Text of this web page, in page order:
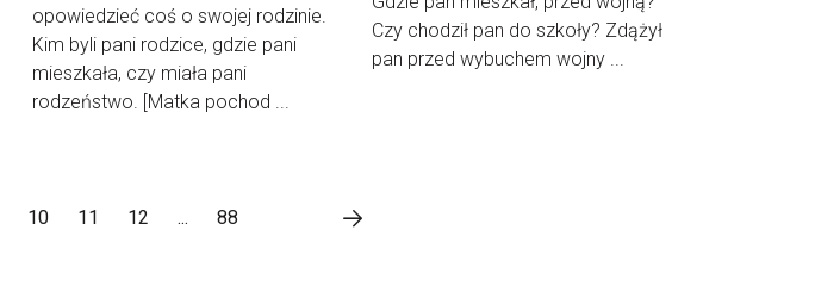
opowiedzieć coś o swojej rodzinie.
Kim byli pani rodzice, gdzie pani
mieszkała, czy miała pani
rodzeństwo. [Matka pochod ...
Czy chodził pan do szkoły? Zdążył
pan przed wybuchem wojny ...
10 11 12 ... 88